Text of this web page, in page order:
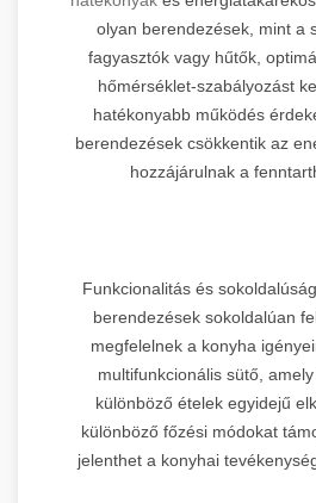
olyan berendezések, mint a
fagyasztók vagy hűtők,
hőmérséklet-szabályozást
hatékonyabb működés
berendezések csökkentik az
hozzájárulnak a
Funkcionalitás és
berendezések sokoldalúan
megfelelnek a konyha
multifunkcionális sütő,
különböző ételek egyidejű
különböző főzési módokat
jelenthet a konyhai